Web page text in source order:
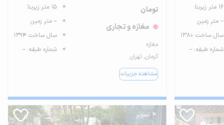
16 متر زیربنا
-- متر زمین
سال ساخت 1380
شماره طبقه: --
تومان
مغازه و تجاری
مغازه
کرمان, تهران
مشاهده جزییات
15 متر زیربنا
-- متر زمین
سال ساخت 1394
شماره طبقه: --
4 تصویر